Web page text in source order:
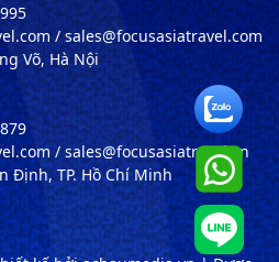
/ sales@focusasiatravel.com
Võ, Hà Nội
/ sales@focusasiatravel.vn
Định, TP. Hồ Chí Minh